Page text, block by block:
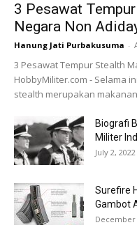
3 Pesawat
Negara Non
Hanung Jati Purbakusuma -
3 Pesawat Tempur Stealth
HobbyMiliter.com - Selama
stealth merupakan
Biografi
Militer
July 2, 2022
Surefire
Gambot
December